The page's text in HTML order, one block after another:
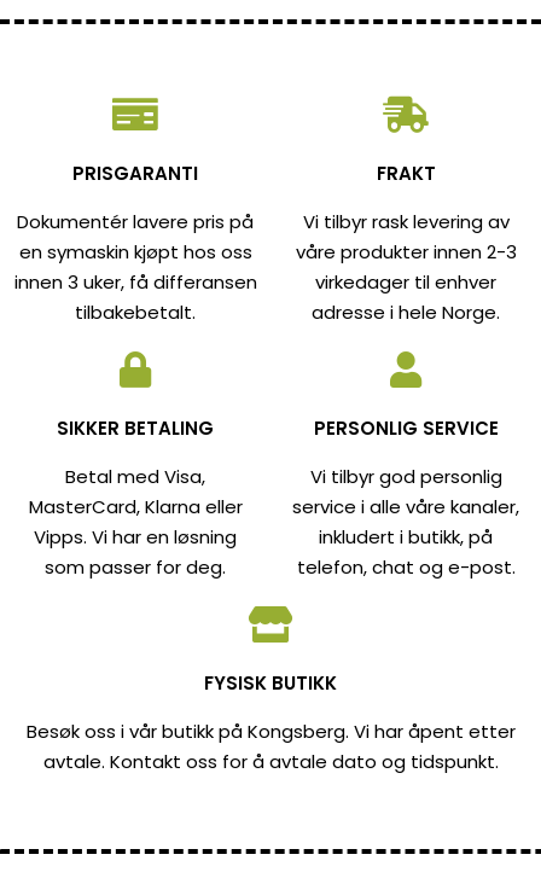
PRISGARANTI
Dokumentér lavere pris på
en symaskin kjøpt hos oss
innen 3 uker, få differansen
tilbakebetalt.
FRAKT
Vi tilbyr rask levering av
våre produkter innen 2-3
virkedager til enhver
adresse i hele Norge.
SIKKER BETALING
Betal med Visa,
MasterCard, Klarna eller
Vipps. Vi har en løsning
som passer for deg.
PERSONLIG SERVICE
Vi tilbyr god personlig
service i alle våre kanaler,
inkludert i butikk, på
telefon, chat og e-post.
FYSISK BUTIKK
Besøk oss i vår butikk på Kongsberg. Vi har åpent etter
avtale. Kontakt oss for å avtale dato og tidspunkt.